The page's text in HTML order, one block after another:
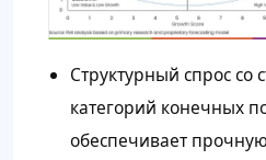
Структурный спрос со
категорий конечных
обеспечивает